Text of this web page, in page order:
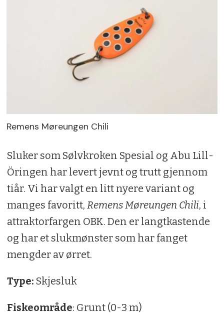
Remens Møreungen Chili
Sluker som Sølvkroken Spesial og Abu Lill-
Öringen har levert jevnt og trutt gjennom
tiår. Vi har valgt en litt nyere variant og
manges favoritt, Remens Møreungen Chili, i
attraktorfargen OBK. Den er langtkastende
og har et slukmønster som har fanget
mengder av ørret.
Type: Skjesluk
Fiskeområde: Grunt (0-3 m)